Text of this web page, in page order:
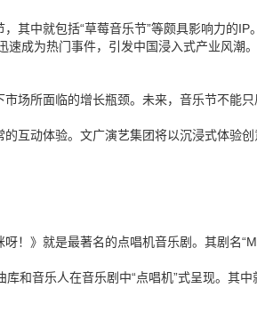
其中就包括“草莓音乐节”等颇具影响力的IP。
成为热门事件，引发中国浸入式产业风潮。
场所面临的增长瓶颈。未来，音乐节不能
互动体验。文广演艺集团将以沉浸式体验创
！》就是最著名的点唱机音乐剧。其剧名
和音乐人在音乐剧中“点唱机”式呈现。其中